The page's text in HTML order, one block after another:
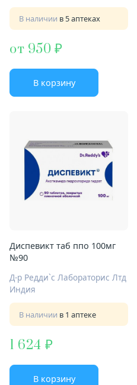
В наличии в 5 аптеках
от 950
В корзину
Диспевикт таб ппо 100мг
№90
Д-р Редди`с Лабораторис Лтд
Индия
В наличии в 1 аптеке
1 624
В корзину